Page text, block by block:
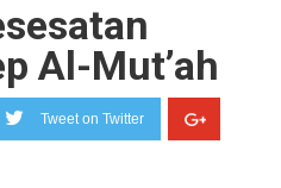
Al-Mut’ah
Tweet on Twitter